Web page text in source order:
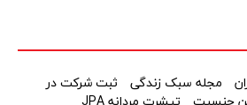
مجله سبک زندگی
ثبت شرکت در
جنسیت تیشرت مردانه JPA